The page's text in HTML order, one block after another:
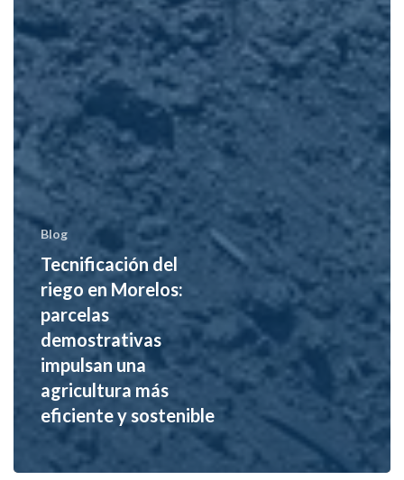
Blog
Tecnificación del
riego en Morelos:
parcelas
demostrativas
impulsan una
agricultura más
eficiente y sostenible